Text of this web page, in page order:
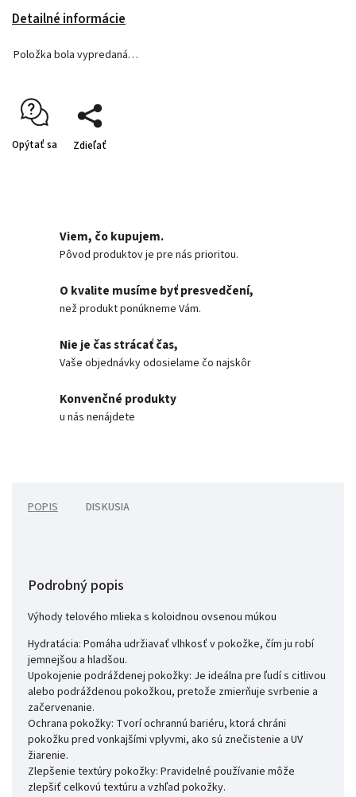
Detailné informácie
Položka bola vypredaná…
Opýtať sa Zdieľať
Viem, čo kupujem.
Pôvod produktov je pre nás prioritou.
O kvalite musíme byť presvedčení,
než produkt ponúkneme Vám.
Nie je čas strácať čas,
Vaše objednávky odosielame čo najskôr
Konvenčné produkty
u nás nenájdete
POPIS DISKUSIA
Podrobný popis
Výhody telového mlieka s koloidnou ovsenou múkou
Hydratácia: Pomáha udržiavať vlhkosť v pokožke, čím ju robí
jemnejšou a hladšou.
Upokojenie podráždenej pokožky: Je ideálna pre ľudí s citlivou
alebo podráždenou pokožkou, pretože zmierňuje svrbenie a
začervenanie.
Ochrana pokožky: Tvorí ochrannú bariéru, ktorá chráni
pokožku pred vonkajšími vplyvmi, ako sú znečistenie a UV
žiarenie.
Zlepšenie textúry pokožky: Pravidelné používanie môže
zlepšiť celkovú textúru a vzhľad pokožky.